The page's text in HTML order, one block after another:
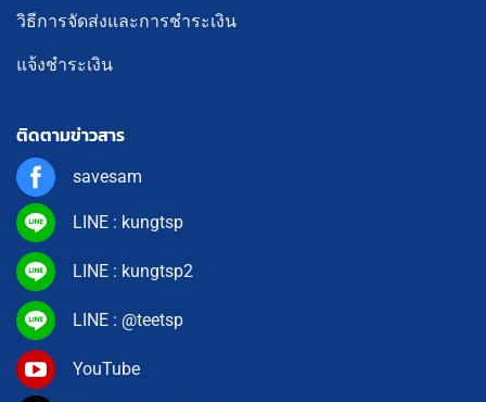
วิธีการจัดส่งและการชำระเงิน
แจ้งชำระเงิน
ติดตามข่าวสาร
savesam
LINE : kungtsp
LINE : kungtsp2
LINE : @teetsp
YouTube